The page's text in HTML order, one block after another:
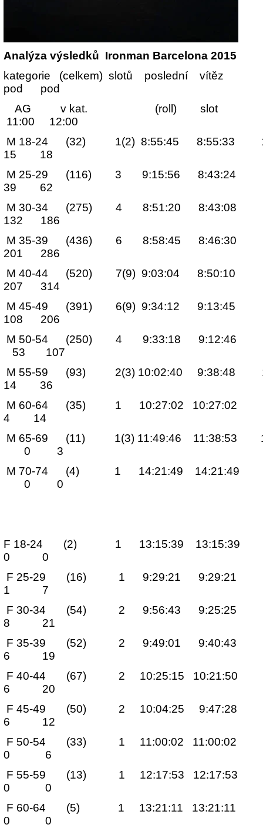
Analýza výsledků Ironman Barcelona 2015
kategorie (celkem) slotů poslední
pod pod
AG v kat. (roll)
11:00 12:00
M 18-24 (32) 1(2) 8:55:45
15 18
M 25-29 (116) 3 9:15:56
39 62
M 30-34 (275) 4 8:51:20
132 186
M 35-39 (436) 6 8:58:45
201 286
M 40-44 (520) 7(9) 9:03:04
207 314
M 45-49 (391) 6(9) 9:34:12
108 206
M 50-54 (250) 4 9:33:18
53 107
M 55-59 (93) 2(3) 10:02:40
14 36
M 60-64 (35) 1 10:27:02
4 14
M 65-69 (11) 1(3) 11:49:46
0 3
M 70-74 (4) 1 14:21:49
0 0
F 18-24 (2) 1 13:15:39
0 0
F 25-29 (16) 1 9:29:21
1 7
F 30-34 (54) 2 9:56:43
8 21
F 35-39 (52) 2 9:49:01
6 19
F 40-44 (67) 2 10:25:15
6 20
F 45-49 (50) 2 10:04:25
6 12
F 50-54 (33) 1 11:00:02
0 6
F 55-59 (13) 1 12:17:53
0 0
F 60-64 (5) 1 13:21:11
0 0